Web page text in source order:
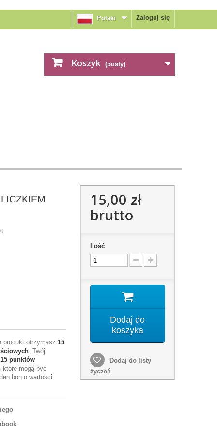
Zaloguj się
Polski
Koszyk (pusty)
produkt otrzymasz 15
. Twój
15 punktów
które mogą być
bon o wartości
15,00 zł
brutto
Ilość
Dodaj do
koszyka
Dodaj do listy
życzeń